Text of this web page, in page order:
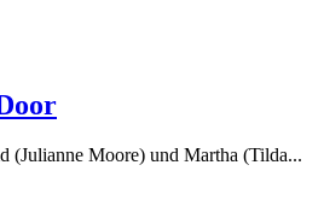
(Julianne Moore) und Martha (Tilda...